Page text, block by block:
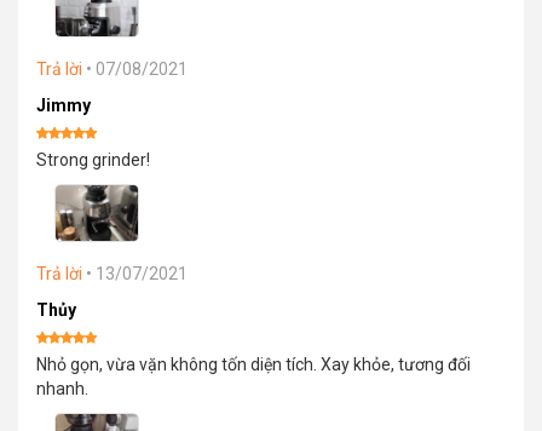
Trả lời • 07/08/2021
Jimmy
Được xếp
hạng5 5
Strong grinder!
Trả lời • 13/07/2021
Thủy
Được xếp
hạng 55
sao
Nhỏ gọn, vừa vặn không tốn diện tích. Xay khỏe, tương đối
nhanh.